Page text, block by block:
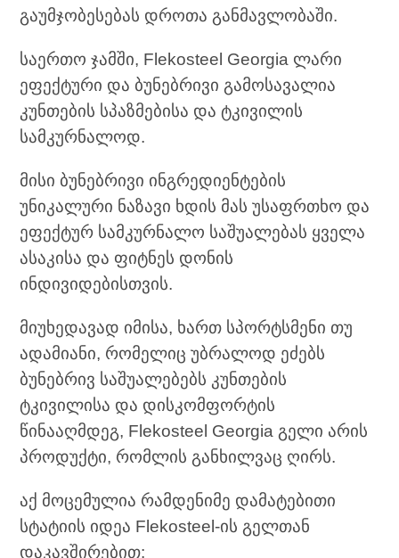
გაუმჯობესებას დროთა განმავლობაში.
საერთო ჯამში, Flekosteel Georgia ლარი
ეფექტური და ბუნებრივი გამოსავალია
კუნთების სპაზმებისა და ტკივილის
სამკურნალოდ.
მისი ბუნებრივი ინგრედიენტების
უნიკალური ნაზავი ხდის მას უსაფრთხო და
ეფექტურ სამკურნალო საშუალებას ყველა
ასაკისა და ფიტნეს დონის
ინდივიდებისთვის.
მიუხედავად იმისა, ხართ სპორტსმენი თუ
ადამიანი, რომელიც უბრალოდ ეძებს
ბუნებრივ საშუალებებს კუნთების
ტკივილისა და დისკომფორტის
წინააღმდეგ, Flekosteel Georgia გელი არის
პროდუქტი, რომლის განხილვაც ღირს.
აქ მოცემულია რამდენიმე დამატებითი
სტატიის იდეა Flekosteel-ის გელთან
დაკავშირებით: